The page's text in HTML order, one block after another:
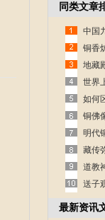
同类文章
中国
铜香
地藏
世界
如何
铜佛
明代
藏传
道教
送子
最新资讯